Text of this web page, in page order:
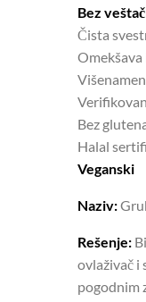
Bez
Čista
Bez
Halal
Veganski
Naziv:
Rešenje:
ovlaživač i
pogodnim